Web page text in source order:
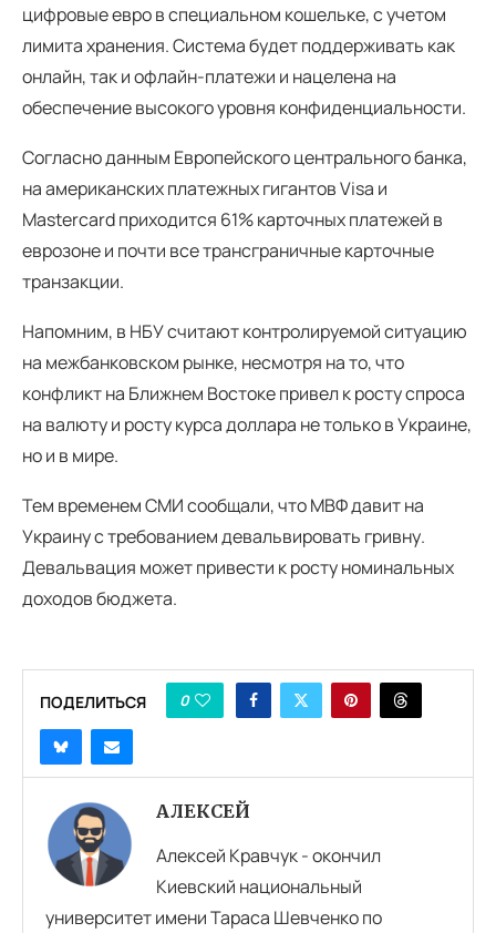
цифровые евро в специальном кошельке, с учетом
лимита хранения. Система будет поддерживать как
онлайн, так и офлайн-платежи и нацелена на
обеспечение высокого уровня конфиденциальности.
Согласно данным Европейского центрального банка,
на американских платежных гигантов Visa и
Mastercard приходится 61% карточных платежей в
еврозоне и почти все трансграничные карточные
транзакции.
Напомним, в НБУ считают контролируемой ситуацию
на межбанковском рынке, несмотря на то, что
конфликт на Ближнем Востоке привел к росту спроса
на валюту и росту курса доллара не только в Украине,
но и в мире.
Тем временем СМИ сообщали, что МВФ давит на
Украину с требованием девальвировать гривну.
Девальвация может привести к росту номинальных
доходов бюджета.
ПОДЕЛИТЬСЯ 0
АЛЕКСЕЙ
Алексей Кравчук - окончил
Киевский национальный
университет имени Тараса Шевченко по